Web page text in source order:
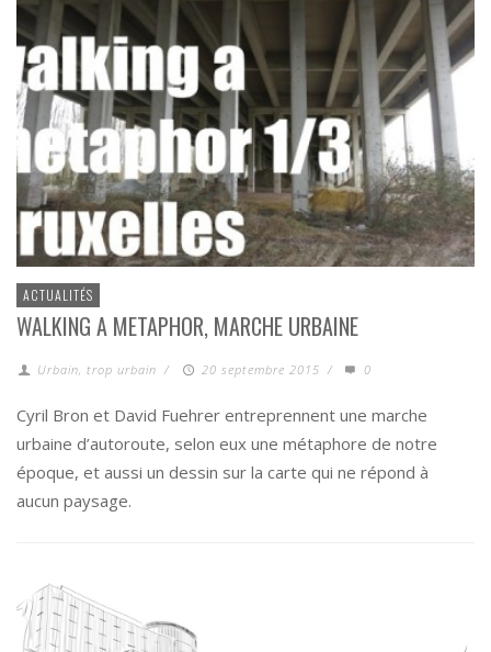
ACTUALITÉS
WALKING A METAPHOR, MARCHE URBAINE
Urbain, trop urbain / 20 septembre 2015 / 0
Cyril Bron et David Fuehrer entreprennent une marche
urbaine d’autoroute, selon eux une métaphore de notre
époque, et aussi un dessin sur la carte qui ne répond à
aucun paysage.